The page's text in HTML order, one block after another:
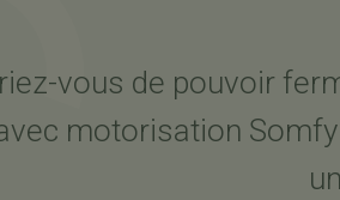
vous de pouvoir
motorisation